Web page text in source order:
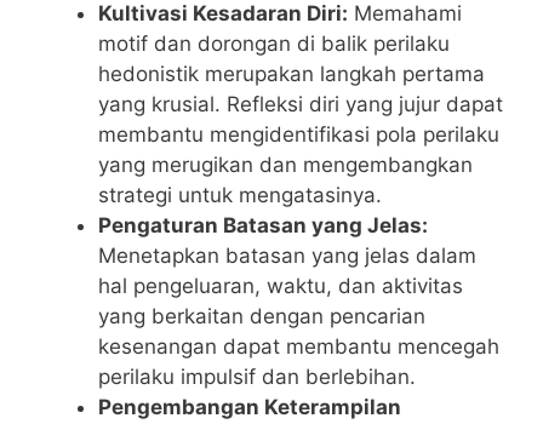
Kultivasi Kesadaran Diri: Memahami
motif dan dorongan di balik perilaku
hedonistik merupakan langkah pertama
yang krusial. Refleksi diri yang jujur dapat
membantu mengidentifikasi pola perilaku
yang merugikan dan mengembangkan
strategi untuk mengatasinya.
Pengaturan Batasan yang Jelas:
Menetapkan batasan yang jelas dalam
hal pengeluaran, waktu, dan aktivitas
yang berkaitan dengan pencarian
kesenangan dapat membantu mencegah
perilaku impulsif dan berlebihan.
Pengembangan Keterampilan